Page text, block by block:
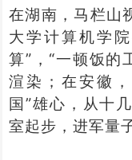
在湖南，马栏山
大学计算机学
算”，“一顿饭的
渲染；在安徽
国”雄心，从十
室起步，进军量